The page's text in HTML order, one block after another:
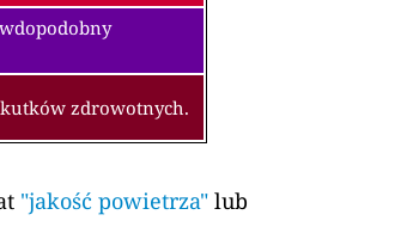
zdrowotnych.
"jakość powietrza" lub